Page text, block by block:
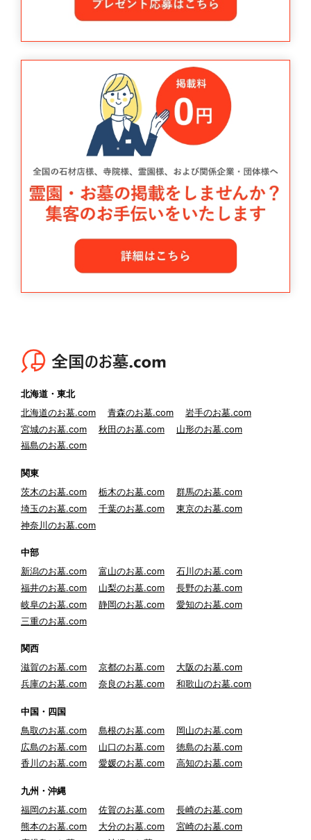
北海道・東北
北海道のお墓.com
青森のお墓.com
岩手のお墓.com
宮城のお墓.com
秋田のお墓.com
山形のお墓.com
福島のお墓.com
関東
茨木のお墓.com
栃木のお墓.com
群馬のお墓.com
埼玉のお墓.com
千葉のお墓.com
東京のお墓.com
神奈川のお墓.com
中部
新潟のお墓.com
富山のお墓.com
石川のお墓.com
福井のお墓.com
山梨のお墓.com
長野のお墓.com
岐阜のお墓.com
静岡のお墓.com
愛知のお墓.com
三重のお墓.com
関西
滋賀のお墓.com
京都のお墓.com
大阪のお墓.com
兵庫のお墓.com
奈良のお墓.com 和歌山のお墓.com
中国・四国
鳥取のお墓.com
島根のお墓.com
岡山のお墓.com
広島のお墓.com
山口のお墓.com
徳島のお墓.com
香川のお墓.com
愛媛のお墓.com 高知のお墓.com
九州・沖縄
福岡のお墓.com
佐賀のお墓.com
長崎のお墓.com
熊本のお墓.com
大分のお墓.com
宮崎のお墓.com